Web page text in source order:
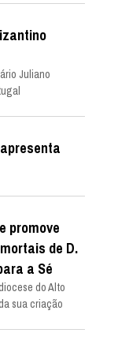
Juliano
promove
de D.
a Sé
do Alto
sua criação